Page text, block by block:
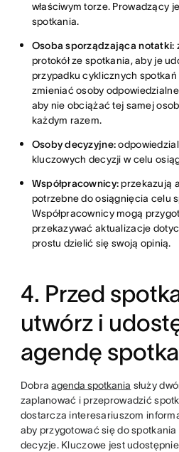
właściwym torze. Prowadzący
spotkania.
Osoba sporządzająca notatki:
protokół ze spotkania, aby je
przypadku cyklicznych spotkań
zmieniać osoby
aby nie obciążać tej samej
każdym razem.
Osoby decyzyjne:
kluczowych decyzji w celu
Współpracownicy:przekazują
potrzebne do osiągnięcia celu
Współpracownicy mogą
przekazywać aktualizacje
prostu dzielić się swoją opinią.
4. Przed
utwórz i
agendę
Dobraagenda spotkania służy
zaplanować i przeprowadzić
dostarcza interesariuszom
aby przygotować się do
decyzje. Kluczowe jest